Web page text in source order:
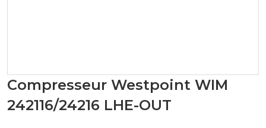
Compresseur Westpoint WIM
242116/24216 LHE-OUT